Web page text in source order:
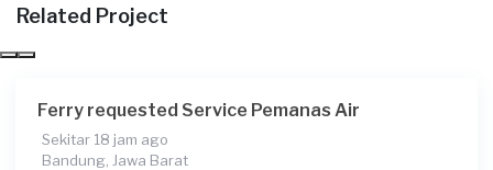
Bogor Kabupaten, Jawa Barat
Asan requested Service Pemanas Air
Related Project
Ferry requested Service Pemanas Air
Sekitar 18 jam ago
Bandung, Jawa Barat